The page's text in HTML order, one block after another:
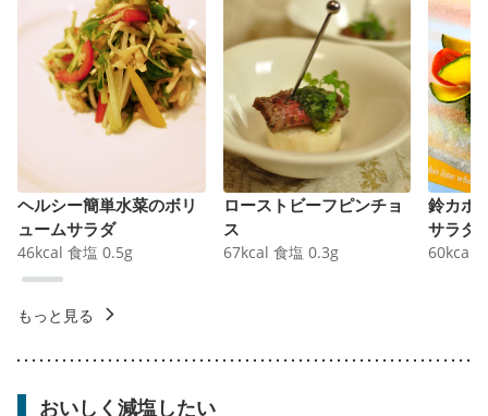
ヘルシー簡単水菜のボリ
ュームサラダ
46kcal 食塩 0.5g
ローストビーフピンチョ
ス
67kcal 食塩 0.3g
鈴カボ
サラダ
60kcal
もっと見る
おいしく減塩したい